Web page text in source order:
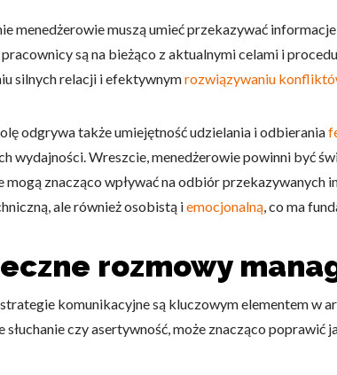
menedżerowie muszą umieć przekazywać
są na bieżąco z aktualnymi celami i
silnych relacji i efektywnymrozwiązywaniu
odgrywa także umiejętność udzielania i odbierania
wydajności. Wreszcie, menedżerowie powinni być
mogą znacząco wpływać na odbiór
ale również osobistą iemocjonalną, co ma
rozmowy
komunikacyjne są kluczowym elementem w
słuchanie czy asertywność, może znacząco